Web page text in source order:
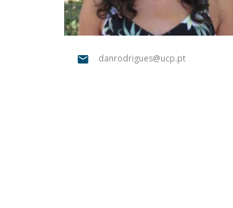
Portuguesa
Católica Research Centre for
Social Wellbeing
danrodrigues@ucp.pt